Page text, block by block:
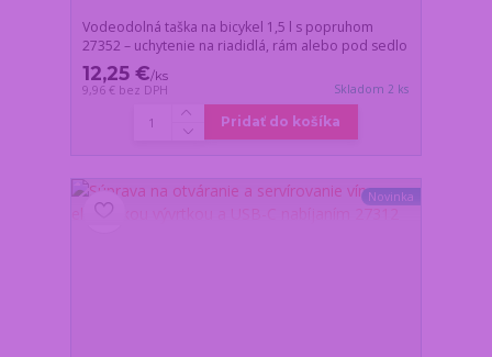
Vodeodolná taška na bicykel 1,5 l s popruhom
27352 – uchytenie na riadidlá, rám alebo pod sedlo
12,25 €/ks
9,96 € bez DPH Skladom 2 ks
Pridať do košíka
Novinka